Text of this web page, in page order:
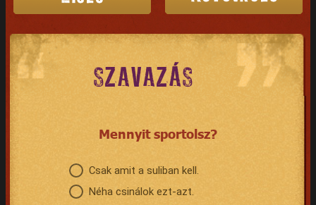
SZAVAZÁS
Mennyit sportolsz?
Csak amit a suliban kell.
Néha csinálok ezt-azt.